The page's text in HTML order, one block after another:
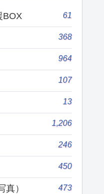
BOX 61
368
964
107
13
1,206
246
450
） 473